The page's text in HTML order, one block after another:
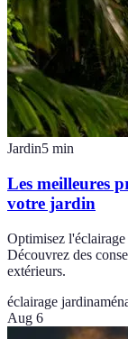
Jardin5 min
Les meilleures
votre jardin
Optimisez
Découvrez des
extérieurs.
éclairage jardin
Aug 6